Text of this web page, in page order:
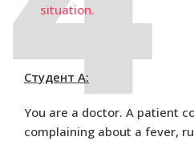
situation.
Студент А:
You are a doctor. A patient
complaining about a fever,